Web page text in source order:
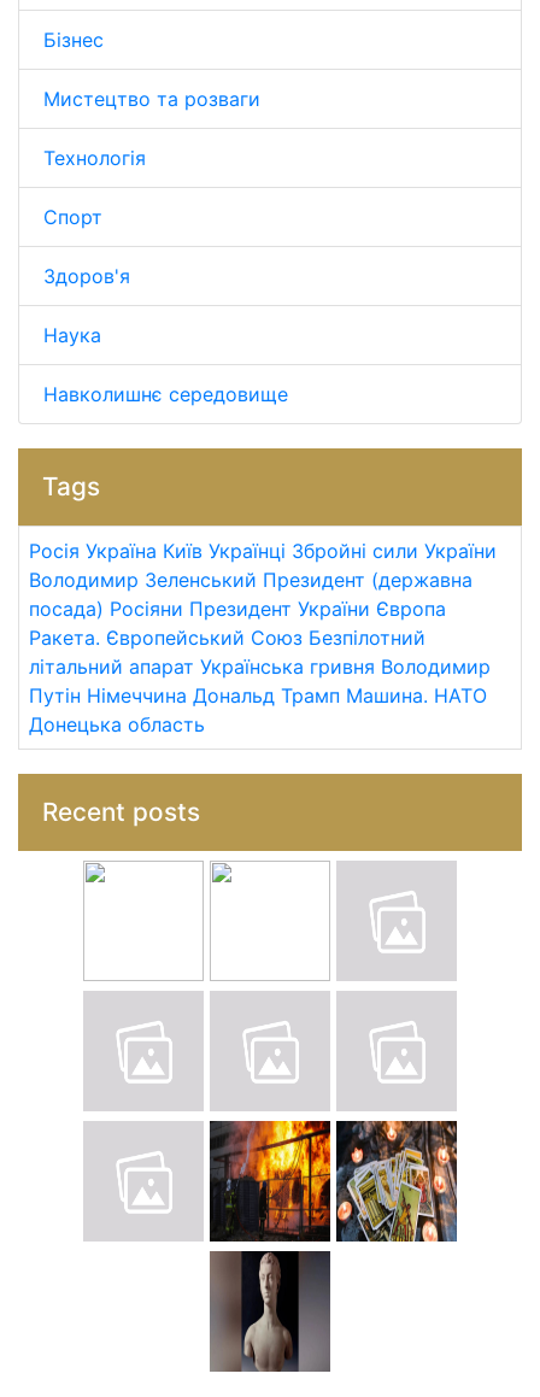
Бізнес
Мистецтво та розваги
Технологія
Спорт
Здоров'я
Наука
Навколишнє середовище
Tags
Росія Україна Київ Українці Збройні сили України
Володимир Зеленський Президент (державна
посада) Росіяни Президент України Європа
Ракета. Європейський Союз Безпілотний
літальний апарат Українська гривня Володимир
Путін Німеччина Дональд Трамп Машина. НАТО
Донецька область
Recent posts